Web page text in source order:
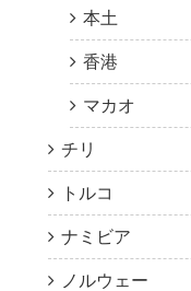
本土
香港
マカオ
チリ
トルコ
ナミビア
ノルウェー